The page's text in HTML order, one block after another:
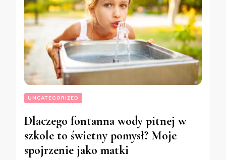
UNCATEGORIZED
Dlaczego fontanna wody pitnej w
szkole to świetny pomysł? Moje
spojrzenie jako matki